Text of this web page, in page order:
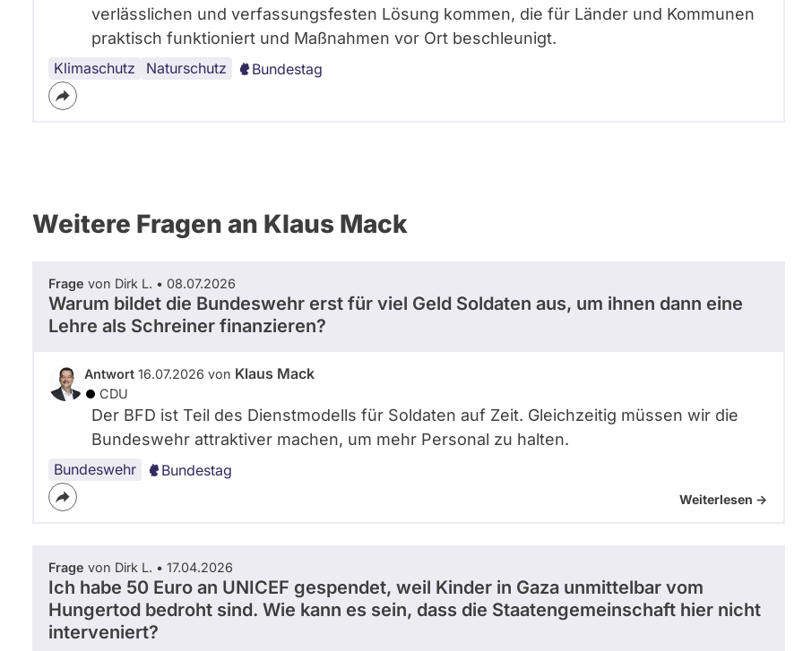
verlässlichen und verfassungsfesten Lösung kommen, die für Länder und Kommunen
praktisch funktioniert und Maßnahmen vor Ort beschleunigt.
Klimaschutz Naturschutz Bundestag
Weitere Fragen an Klaus Mack
Frage von Dirk L. • 08.07.2026
Warum bildet die Bundeswehr erst für viel Geld Soldaten aus, um ihnen dann eine
Lehre als Schreiner finanzieren?
Antwort 16.07.2026 von Klaus Mack
CDU
Der BFD ist Teil des Dienstmodells für Soldaten auf Zeit. Gleichzeitig müssen wir die
Bundeswehr attraktiver machen, um mehr Personal zu halten.
Bundeswehr Bundestag
Weiterlesen ->
Frage von Dirk L. • 17.04.2026
Ich habe 50 Euro an UNICEF gespendet, weil Kinder in Gaza unmittelbar vom
Hungertod bedroht sind. Wie kann es sein, dass die Staatengemeinschaft hier nicht
interveniert?